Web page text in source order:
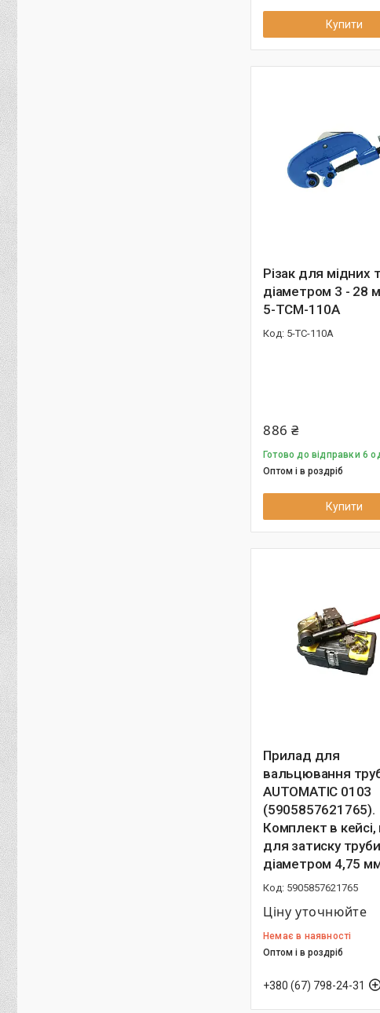
Купити
Різак для мідних
діаметром 3 - 28
5-TCM-110A
5-TC-110A
886 ₴
Готово до відправки 6
Оптом і в роздріб
Купити
Прилад для
вальцювання
AUTOMATIC 0103
(5905857621765).
Комплект в кейсі,
для затиску труби
діаметром 4,75
5905857621765
Ціну уточнюйте
Немає в наявності
Оптом і в роздріб
+380 (67) 798-24-31